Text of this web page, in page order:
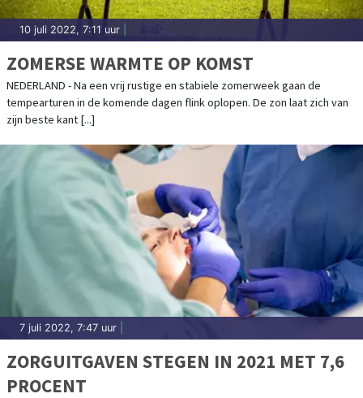
10 juli 2022, 7:11 uur
ZOMERSE WARMTE OP KOMST
NEDERLAND - Na een vrij rustige en stabiele zomerweek gaan de
tempearturen in de komende dagen flink oplopen. De zon laat zich van
zijn beste kant [...]
7 juli 2022, 7:47 uur
ZORGUITGAVEN STEGEN IN 2021 MET 7,6
PROCENT